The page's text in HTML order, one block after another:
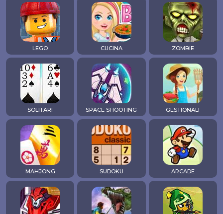
LEGO CUCINA ZOMBIE
SOLITARI SPACE SHOOTING GESTIONALI
MAHJONG SUDOKU ARCADE